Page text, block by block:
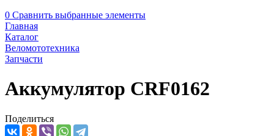
0 Сравнить выбранные элементы
Главная
Каталог
Веломототехника
Запчасти
Аккумулятор CRF0162
Поделиться